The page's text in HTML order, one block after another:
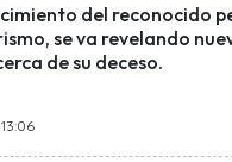
del reconocido
se va revelando
de su deceso.